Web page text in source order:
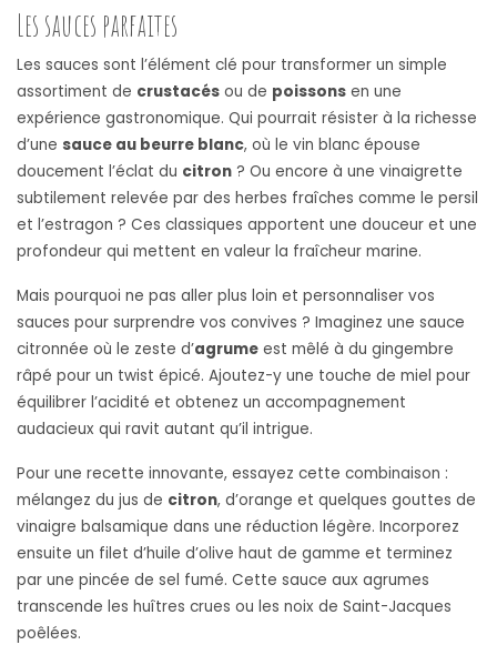
Les sauces parfaites
Les sauces sont l’élément clé pour transformer un simple
assortiment de crustacés ou de poissons en une
expérience gastronomique. Qui pourrait résister à la richesse
d’une sauce au beurre blanc, où le vin blanc épouse
doucement l’éclat du citron ? Ou encore à une vinaigrette
subtilement relevée par des herbes fraîches comme le persil
et l’estragon ? Ces classiques apportent une douceur et une
profondeur qui mettent en valeur la fraîcheur marine.
Mais pourquoi ne pas aller plus loin et personnaliser vos
sauces pour surprendre vos convives ? Imaginez une sauce
citronnée où le zeste d’agrume est mêlé à du gingembre
râpé pour un twist épicé. Ajoutez-y une touche de miel pour
équilibrer l’acidité et obtenez un accompagnement
audacieux qui ravit autant qu’il intrigue.
Pour une recette innovante, essayez cette combinaison :
mélangez du jus de citron, d’orange et quelques gouttes de
vinaigre balsamique dans une réduction légère. Incorporez
ensuite un filet d’huile d’olive haut de gamme et terminez
par une pincée de sel fumé. Cette sauce aux agrumes
transcende les huîtres crues ou les noix de Saint-Jacques
poêlées.